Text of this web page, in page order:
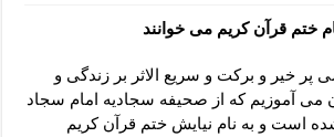
گشایی- دعای رفع مشکلات و طلب حاجت
برای چشم زخم – دعای چشم زخم ماشاالله
دعای مجرب برای آرامش قلب و رفع اضطراب
ختم قرآن کریم می خوانند
پر خیر و برکت و سریع الاثر بر زندگی و
می آموزیم که از صحیفه سجادیه امام سجاد
است و به نام نیایش ختم قرآن کریم